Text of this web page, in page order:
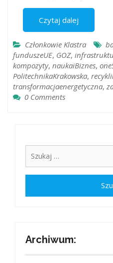
Czytaj dalej
Członkowie Klastra
funduszeUE, GOZ,
kompozyty, naukaiBiznes,
PolitechnikaKrakowska,
transformacjaenergetyczna,
0 Comments
Archiwum: